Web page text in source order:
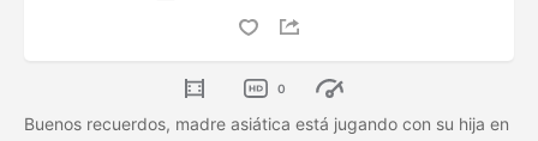
0
Buenos recuerdos, madre asiática está jugando con su hija en